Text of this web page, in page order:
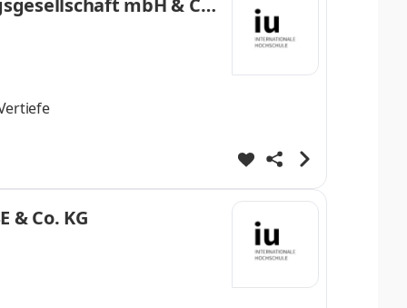
mbH & Co.
& Co. KG